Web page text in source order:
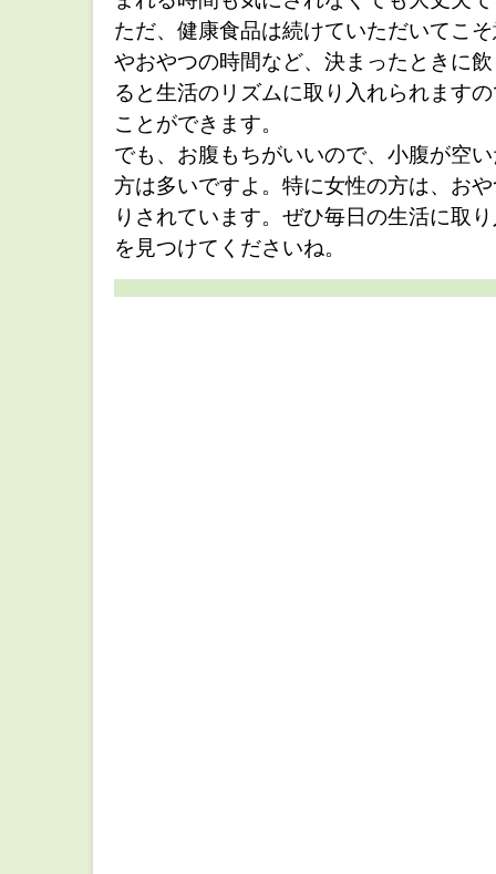
ただ、健康食品は続けていただいてこ
やおやつの時間など、決まったときに
ると生活のリズムに取り入れられます
ことができます。
でも、お腹もちがいいので、小腹が空
方は多いですよ。特に女性の方は、お
りされています。ぜひ毎日の生活に取
を見つけてくださいね。